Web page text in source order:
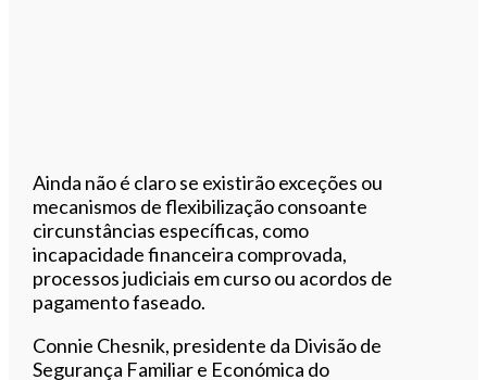
Ainda não é claro se existirão exceções ou
mecanismos de flexibilização consoante
circunstâncias específicas, como
incapacidade financeira comprovada,
processos judiciais em curso ou acordos de
pagamento faseado.
Connie Chesnik, presidente da Divisão de
Segurança Familiar e Económica do